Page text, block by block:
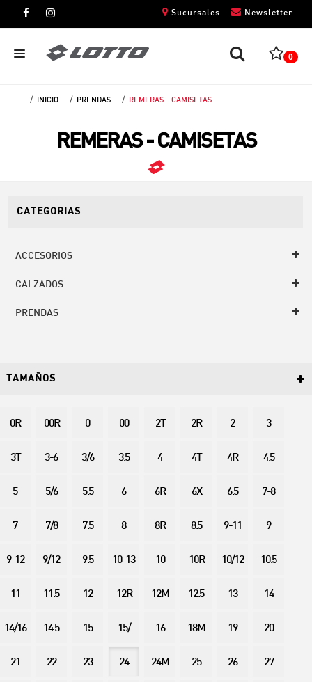
Newsletter
Sucursales
0
INICIO PRENDAS REMERAS - CAMISETAS
REMERAS - CAMISETAS
CATEGORIAS
ACCESORIOS
CALZADOS
PRENDAS
TAMAÑOS
0R 00R 0 00 2T 2R 2 3
3T 3-6 3/6 3.5 4 4T 4R 4.5
5 5/6 5.5 6 6R 6X 6.5 7-8
7 7/8 7.5 8 8R 8.5 9-11 9
9-12 9/12 9.5 10-13 10 10R 10/12 10.5
11 11.5 12 12R 12M 12.5 13 14
14/16 14.5 15 15/ 16 18M 19 20
21 22 23 24 24M 25 26 27